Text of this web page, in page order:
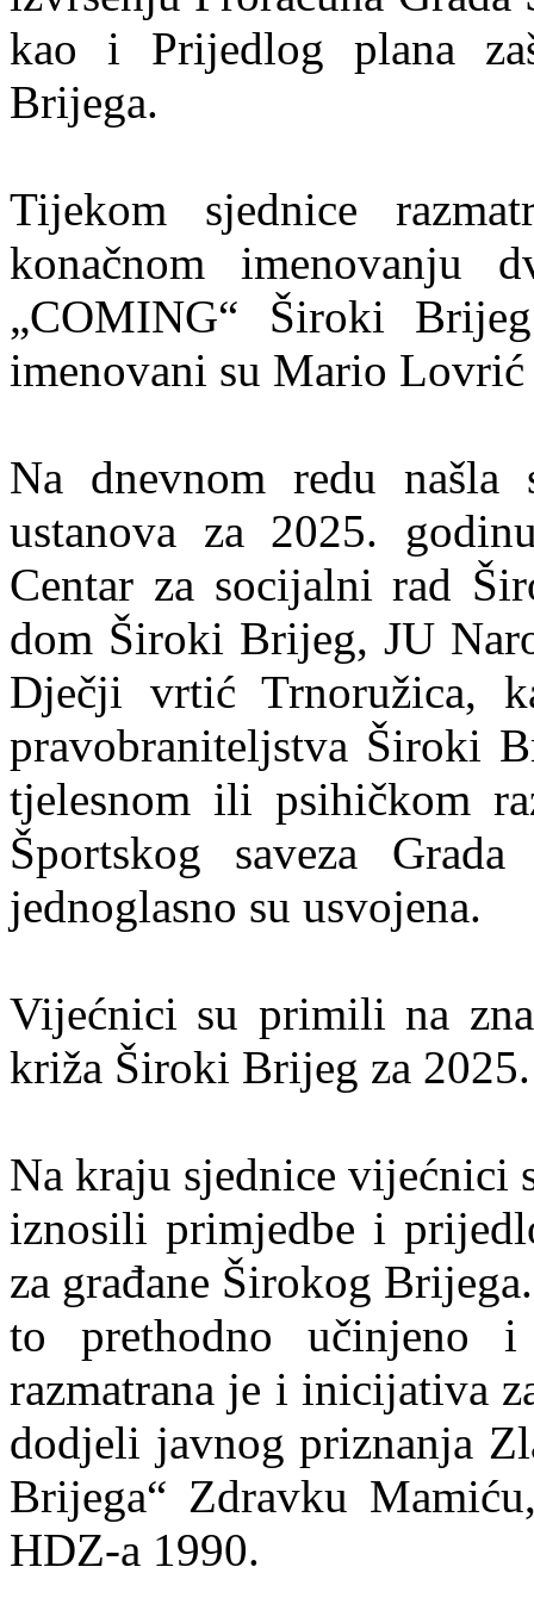
kao i Prijedlog plana
Brijega.
Tijekom sjednice
konačnom imenovanju
„COMING“ Široki
imenovani su Mario
Na dnevnom redu
ustanova za 2025.
Centar za socijalni rad
dom Široki Brijeg, JU
Dječji vrtić Trnoružica,
pravobraniteljstva Široki
tjelesnom ili psihičkom
Športskog saveza
jednoglasno su usvojena.
Vijećnici su primili na
križa Široki Brijeg za
Na kraju sjednice vijećnici
iznosili primjedbe i
za građane Širokog
to prethodno učinjeno
razmatrana je i inicijativa
dodjeli javnog priznanja
Brijega“ Zdravku
HDZ-a 1990.